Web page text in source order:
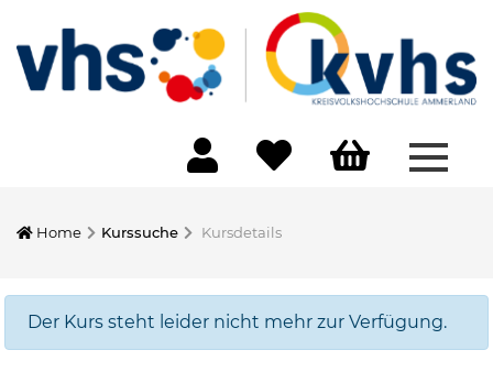
Home Kurssuche Kursdetails
Der Kurs steht leider nicht mehr zur Verfügung.